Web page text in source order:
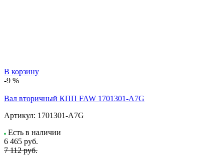
В корзину
-9 %
Вал вторичный КПП FAW 1701301-A7G
Артикул: 1701301-A7G
Есть в наличии
6 465 руб.
7 112 руб.